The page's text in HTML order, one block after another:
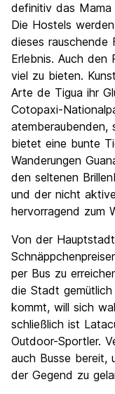
definitiv das Mama
Die Hostels
dieses rauschende
Erlebnis. Auch den
viel zu bieten.
Arte de Tigua ihr
Cotopaxi-
atemberaubenden,
bietet eine bunte
Wanderungen
den seltenen
und der nicht
hervorragend zum
Von der
per Bus zu
die Stadt
kommt, will sich
schließlich ist
Outdoor-Sportler.
auch Busse bereit,
der Gegend zu